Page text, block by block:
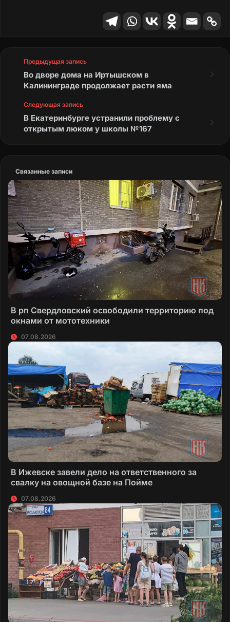
Предыдущая запись
Во дворе дома на Иртышском в
Калининграде продолжает расти яма
Следующая запись
В Екатеринбурге устранили проблему с
открытым люком у школы №167
Связанные записи
В рп Свердловский освободили территорию под
окнами от мототехники
07.08.2026
В Ижевске завели дело на ответственного за
свалку на овощной базе на Пойме
07.08.2026